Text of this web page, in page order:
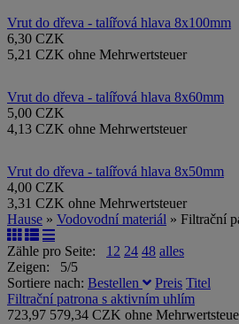
Vrut do dřeva - talířová hlava 8x100mm
6,30 CZK
5,21 CZK ohne Mehrwertsteuer
Vrut do dřeva - talířová hlava 8x60mm
5,00 CZK
4,13 CZK ohne Mehrwertsteuer
Vrut do dřeva - talířová hlava 8x50mm
4,00 CZK
3,31 CZK ohne Mehrwertsteuer
Hause » Vodovodní materiál » Filtrační
Zähle pro Seite: 12 24 48 alles
Zeigen: 5/5
Sortiere nach: Bestellen Preis Titel
Filtrační patrona s aktivním uhlím
723,97 579,34 CZK ohne